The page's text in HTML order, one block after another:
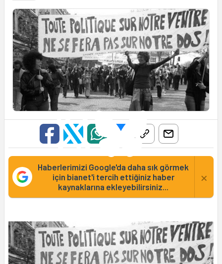
Haberlerimizi Google'da daha sık görmek
için bianet'i tercih ettiğiniz haber
kaynaklarına ekleyebilirsiniz...
×